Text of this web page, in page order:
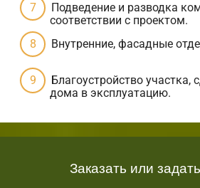
Подведение и разводка
соответствии с проектом.
Внутренние, фасадные
Благоустройство участка,
дома в эксплуатацию.
Заказать или